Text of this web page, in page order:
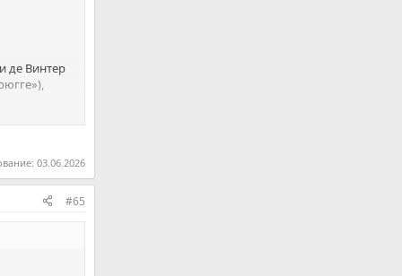
де Винтер
Юри
03.06.2026
#65